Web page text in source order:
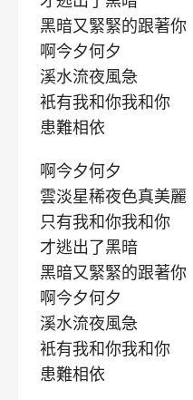
黑暗又緊緊的跟著你
啊今夕何夕
溪水流夜風急
衹有我和你我和你
患難相依
啊今夕何夕
雲淡星稀夜色真美麗
只有我和你我和你
才逃出了黑暗
黑暗又緊緊的跟著你
啊今夕何夕
溪水流夜風急
衹有我和你我和你
患難相依